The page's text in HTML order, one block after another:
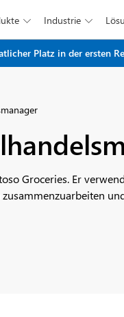
 Industrie 
Platz in der ersten
Groceries. Er